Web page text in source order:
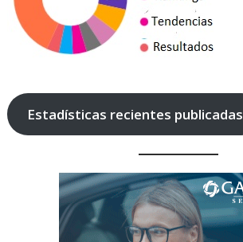
Estadísticas recientes publicadas